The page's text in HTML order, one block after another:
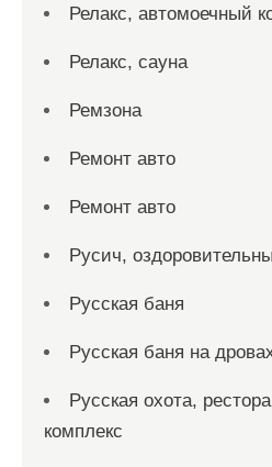
Релакс, автомоечный
Релакс, сауна
Ремзона
Ремонт авто
Ремонт авто
Русич,
Русская баня
Русская баня на
Русская охота,
комплекс